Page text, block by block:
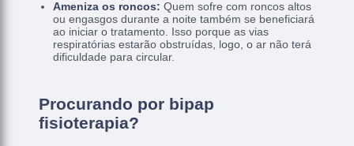
Ameniza os roncos: Quem sofre com roncos altos
ou engasgos durante a noite também se beneficiará
ao iniciar o tratamento. Isso porque as vias
respiratórias estarão obstruídas, logo, o ar não terá
dificuldade para circular.
Procurando por bipap
fisioterapia?